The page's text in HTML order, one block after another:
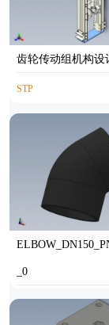
齿轮传动组机构设
STP
_0
SOLIDWORKS